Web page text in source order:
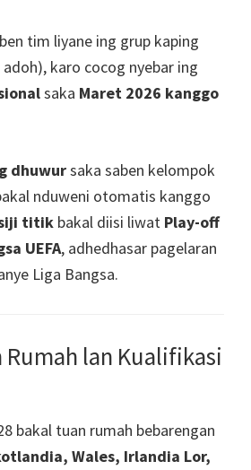
tim liyane ing grup kaping
karo cocog nyebar ing
saka Maret 2026 kanggo
dhuwursaka saben kelompok
nduweni otomatis kanggo
titik bakal diisi liwat Play-off
UEFA, adhedhasar pagelaran
Liga Bangsa.
Rumah lan Kualifikasi
bakal tuan rumah bebarengan
Wales, Irlandia Lor,